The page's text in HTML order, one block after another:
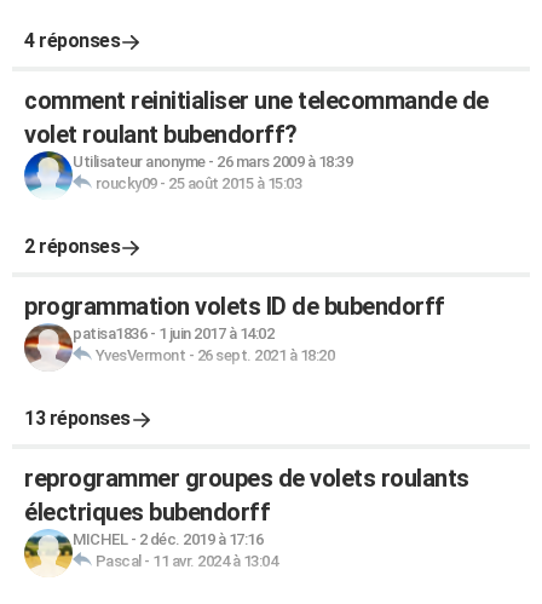
4 réponses
comment reinitialiser une telecommande de
volet roulant bubendorff?
Utilisateur anonyme- 26 mars 2009 à 18:39
roucky09- 25 août 2015 à 15:03
2 réponses
programmation volets ID de bubendorff
patisa1836- 1 juin 2017 à 14:02
YvesVermont - 26 sept. 2021 à 18:20
13 réponses
reprogrammer groupes de volets roulants
électriques bubendorff
MICHEL- 2 déc. 2019 à 17:16
Pascal - 11 avr. 2024 à 13:04